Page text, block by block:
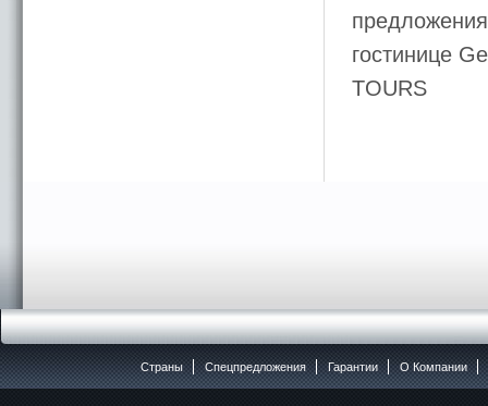
гостинице
TOURS
Страны Спецпредложения Гарантии O Компании